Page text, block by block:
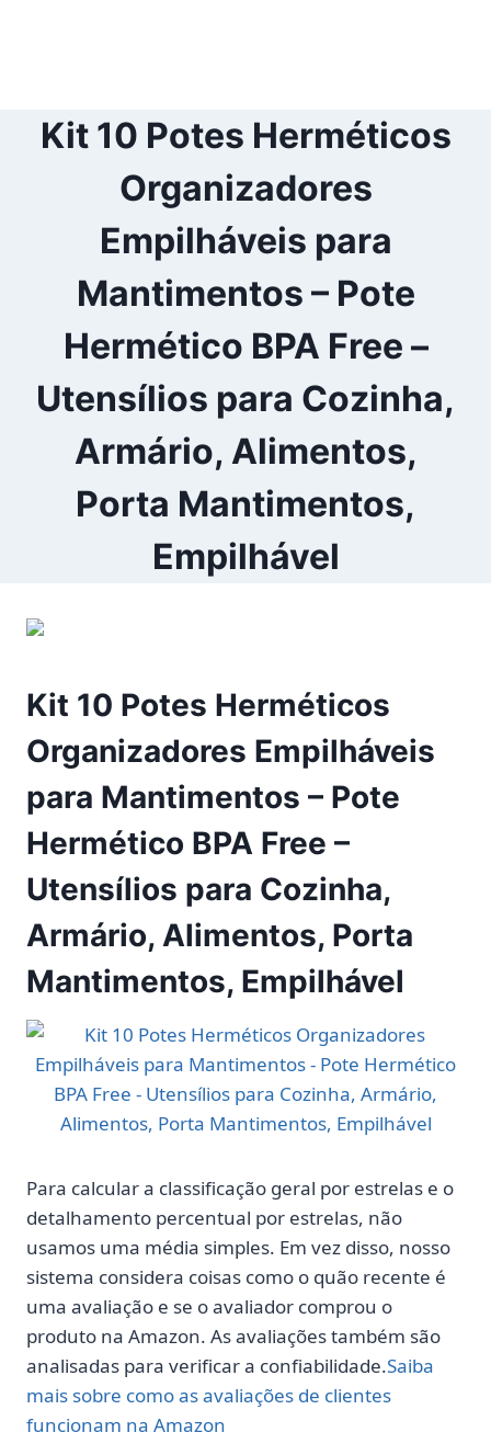
Kit 10 Potes Herméticos
Organizadores
Empilháveis para
Mantimentos – Pote
Hermético BPA Free –
Utensílios para Cozinha,
Armário, Alimentos,
Porta Mantimentos,
Empilhável
Kit 10 Potes Herméticos
Organizadores Empilháveis
para Mantimentos – Pote
Hermético BPA Free –
Utensílios para Cozinha,
Armário, Alimentos, Porta
Mantimentos, Empilhável
Para calcular a classificação geral por estrelas e o
detalhamento percentual por estrelas, não
usamos uma média simples. Em vez disso, nosso
sistema considera coisas como o quão recente é
uma avaliação e se o avaliador comprou o
produto na Amazon. As avaliações também são
analisadas para verificar a confiabilidade.Saiba
mais sobre como as avaliações de clientes
funcionam na Amazon